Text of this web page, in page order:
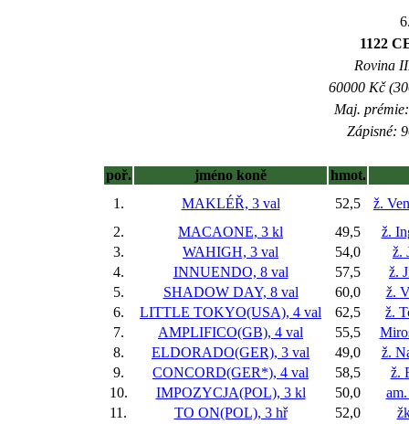
1122
Rovina
60000 Kč
Maj.
Zápisné:
poř. jméno koně
hmot.
1.
MAKLÉŘ, 3 val 52,5
ž.
2.
MACAONE, 3 kl 49,5
ž.
3.
WAHIGH, 3 val 54,0
ž.
4.
INNUENDO, 8 val 57,5
ž.
5.
SHADOW DAY, 8 val 60,0
ž.
6.
LITTLE TOKYO(USA), 4 val 62,5
ž.
7.
AMPLIFICO(GB), 4 val 55,5
8.
ELDORADO(GER), 3 val 49,0
ž.
9.
CONCORD(GER*), 4 val 58,5
ž.
10.
IMPOZYCJA(POL), 3 kl 50,0
11.
TO ON(POL), 3 hř 52,0